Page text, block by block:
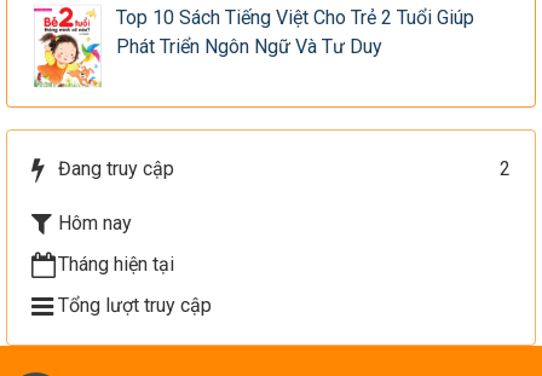
Top 10 Sách Tiếng Việt Cho Trẻ 2 Tuổi Giúp
Phát Triển Ngôn Ngữ Và Tư Duy
Đang truy cập 2
Hôm nay
Tháng hiện tại
Tổng lượt truy cập